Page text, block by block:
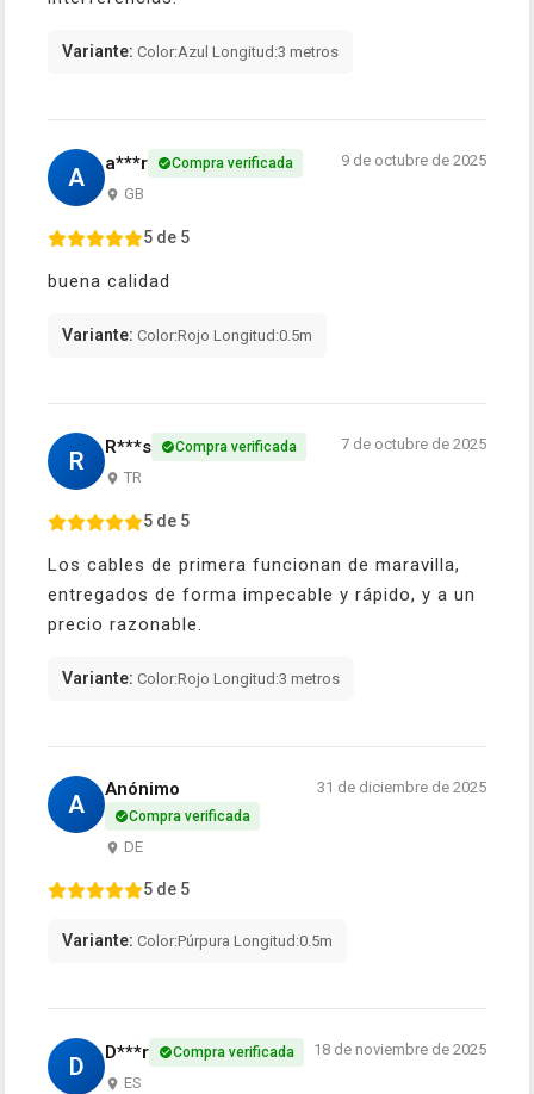
Variante: Color:Azul Longitud:3 metros
A a***r Compra verificada
GB
9 de octubre de 2025
5 de 5
buena calidad
Variante: Color:Rojo Longitud:0.5m
R R***s Compra verificada
TR
7 de octubre de 2025
5 de 5
Los cables de primera funcionan de maravilla,
entregados de forma impecable y rápido, y a un
precio razonable.
Variante: Color:Rojo Longitud:3 metros
A
Anónimo
Compra verificada
DE
31 de diciembre de 2025
5 de 5
Variante: Color:Púrpura Longitud:0.5m
D D***r Compra verificada
ES
18 de noviembre de 2025